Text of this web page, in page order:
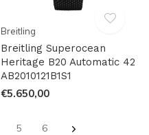
Breitling
Breitling Superocean
Heritage B20 Automatic 42
AB2010121B1S1
€5.650,00
5 6